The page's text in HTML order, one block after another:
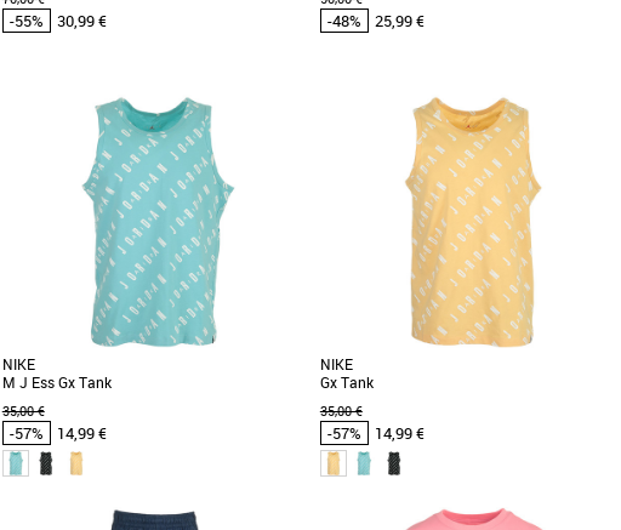
-55% 30,99 €
Vêtements pas cher et Promos Vêtements
Prépare-toi à affronter les chaudes journées
d'été avec ce short léger. Son tissu tissé
-48% 25,99 €
Vêtements pas cher et Promos Vêtements
Dis bonjour à ton t-shirt préféré. Coutures
légèrement tombantes aux épaules et coupe
NIKE
M J Ess Gx Tank
35,00 €
-57% 14,99 €
NIKE
Gx Tank
35,00 €
-57% 14,99 €